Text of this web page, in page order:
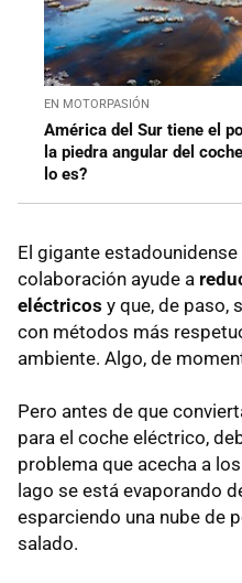
EN MOTORPASIÓN
América del Sur tiene el
la piedra angular del
lo es?
El gigante
colaboración ayude a
eléctricos y que, de paso,
con métodos más
ambiente. Algo, de
Pero antes de que
para el coche eléctrico,
problema que acecha a
lago se está evaporando
esparciendo una nube de
salado.